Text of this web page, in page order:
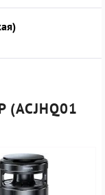
(ACJHQ01